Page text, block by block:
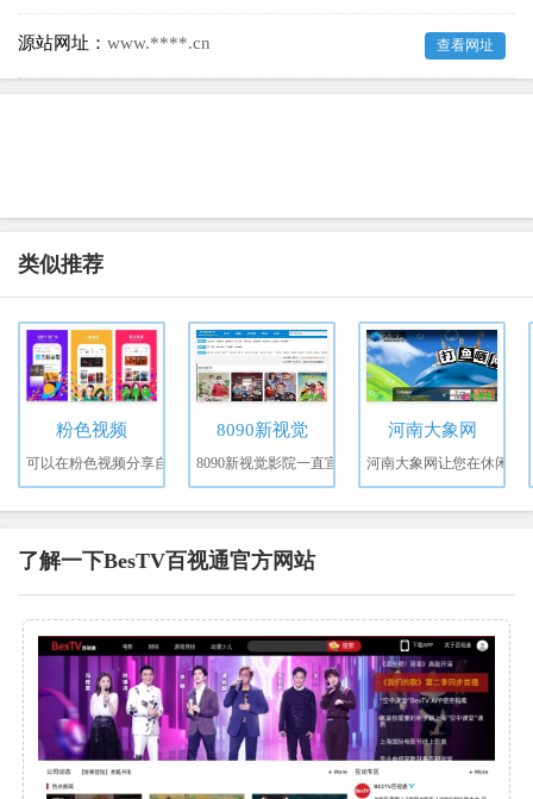
源站网址： www.****.cn 查看网址
类似推荐
粉色视频
可以在粉色视频分享自
8090新视觉
8090新视觉影院一直宣
河南大象网
河南大象网让您在休闲
了解一下BesTV百视通官方网站